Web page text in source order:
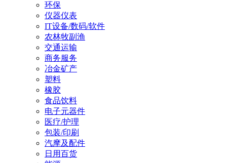
环保
仪器仪表
IT设备/数码/软件
农林牧副渔
交通运输
商务服务
冶金矿产
塑料
橡胶
食品饮料
电子元器件
医疗/护理
包装/印刷
汽摩及配件
日用百货